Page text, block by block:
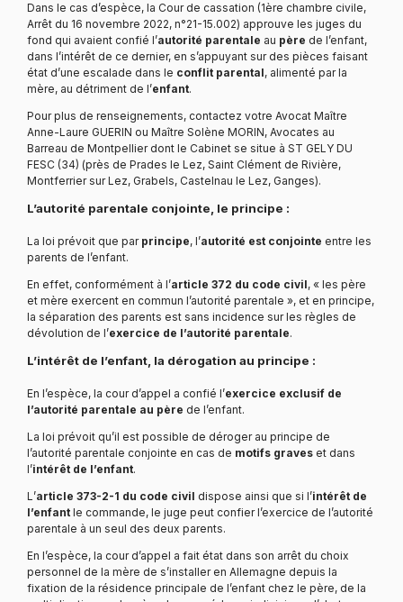
Dans le cas d’espèce, la Cour de cassation (1ère chambre civile,
Arrêt du 16 novembre 2022, n°21-15.002) approuve les juges du
fond qui avaient confié l’autorité parentale au père de l’enfant,
dans l’intérêt de ce dernier, en s’appuyant sur des pièces faisant
état d’une escalade dans le conflit parental, alimenté par la
mère, au détriment de l’enfant.
Pour plus de renseignements, contactez votre Avocat Maître
Anne-Laure GUERIN ou Maître Solène MORIN, Avocates au
Barreau de Montpellier dont le Cabinet se situe à ST GELY DU
FESC (34) (près de Prades le Lez, Saint Clément de Rivière,
Montferrier sur Lez, Grabels, Castelnau le Lez, Ganges).
L’autorité parentale conjointe, le principe :
La loi prévoit que par principe, l’autorité est conjointe entre les
parents de l’enfant.
En effet, conformément à l’article 372 du code civil, « les père
et mère exercent en commun l’autorité parentale », et en principe,
la séparation des parents est sans incidence sur les règles de
dévolution de l’exercice de l’autorité parentale.
L’intérêt de l’enfant, la dérogation au principe :
En l’espèce, la cour d’appel a confié l’exercice exclusif de
l’autorité parentale au père de l’enfant.
La loi prévoit qu’il est possible de déroger au principe de
l’autorité parentale conjointe en cas de motifs graveset dans
l’intérêt de l’enfant.
L’article 373-2-1 du code civil dispose ainsi que si l’intérêt de
l’enfantle commande, le juge peut confier l’exercice de l’autorité
parentale à un seul des deux parents.
En l’espèce, la cour d’appel a fait état dans son arrêt du choix
personnel de la mère de s’installer en Allemagne depuis la
fixation de la résidence principale de l’enfant chez le père, de la